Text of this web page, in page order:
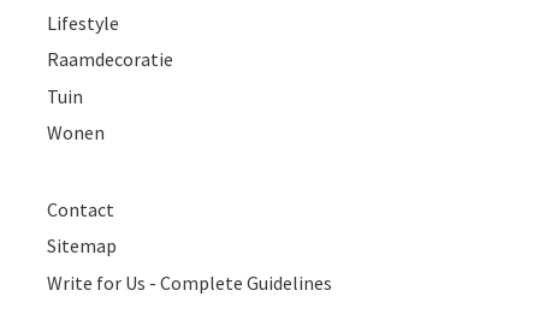
Lifestyle
Raamdecoratie
Tuin
Wonen
Contact
Sitemap
Write for Us - Complete Guidelines